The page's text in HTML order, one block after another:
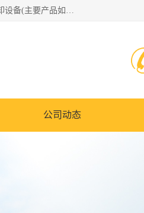
连云港众邦石化设备制造有限公司是一家鹤管厂家主营：鹤管、装车鹤管等，是致力于石油、石化等流体装卸设备(主要产品如鹤管、输油臂、脱缆钩等)的咨询、设计、制造、检测、安装指导、系统调试、维修维护等业务的公司。
公司动态